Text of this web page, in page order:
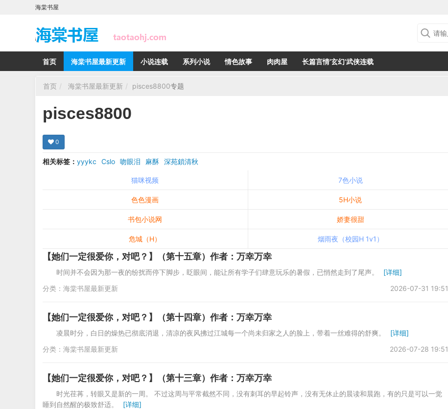
海棠书屋
首页 海棠书屋最新更新 小说连载 系列小说 情色故事 肉肉屋 长篇言情‘玄幻’武侠连载
首页 海棠书屋最新更新 pisces8800专题
pisces8800
0
相关标签： yyykc Cslo 吻眼泪 麻酥 深苑鎖清秋
猫咪视频 7色小说
色色漫画 5H小说
书包小说网 娇妻很甜
危城（H） 烟雨夜（校园H 1v1）
【她们一定很爱你，对吧？】（第十五章）作者：万幸万幸
时间并不会因为那一夜的纷扰而停下脚步，眨眼间，能让所有学子们肆意玩乐的暑假，已悄然走到了尾声。
[详细]
2026-07-31 19:51
分类： 海棠书屋最新更新
【她们一定很爱你，对吧？】（第十四章）作者：万幸万幸
凌晨时分，白日的燥热已彻底消退，清凉的夜风拂过江城每一个尚未归家之人的脸上，带着一丝难得的舒爽。
[详细]
2026-07-28 19:51
分类： 海棠书屋最新更新
【她们一定很爱你，对吧？】（第十三章）作者：万幸万幸
时光荏苒，转眼又是新的一周。 不过这周与平常截然不同，没有刺耳的早起铃声，没有无休止的晨读和晨跑，有的只是可以一觉
睡到自然醒的极致舒适。
[详细]